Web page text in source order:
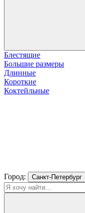
Блестящие
Большие размеры
Длинные
Короткие
Коктейльные
Город: Санкт-Петербург